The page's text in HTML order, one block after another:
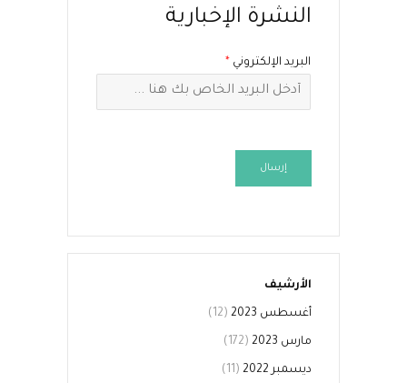
النشرة الإخبارية
البريد الإلكتروني *
إرسال
الأرشيف
أغسطس 2023 (12)
مارس 2023 (172)
ديسمبر 2022 (11)